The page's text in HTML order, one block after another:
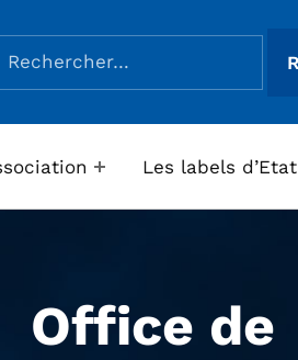
:
Les labels d’Etat
Office de